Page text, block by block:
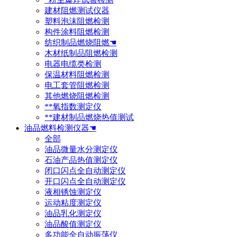
建材阻燃测试仪器
塑料泡沫阻燃检测
构件涂料阻燃检测
纺织制品燃烧阻燃☚
木材纸制品阻燃检测
电器电缆类检测
保温材料阻燃检测
电工套管阻燃检测
其他燃烧阻燃检测
**氧指数测定仪
**建材制品燃烧热值测试
油品燃料检测仪器☚
全部
油品微量水分测定仪
石油产品热值测定仪
闭口闪点全自动测定仪
开口闪点全自动测定仪
液相锈蚀测定仪
运动粘度测定仪
油品乳化测定仪
油品酸值测定仪
多功能全自动振荡仪